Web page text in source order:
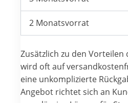
2 Monatsvorrat
Zusätzlich zu den
wird oft auf
eine unkomplizierte
Angebot richtet sich an